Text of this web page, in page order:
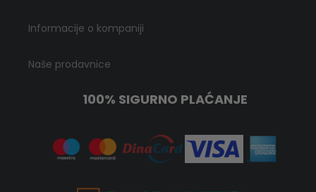
Informacije o kompaniji
Naše prodavnice
100% SIGURNO PLAĆANJE